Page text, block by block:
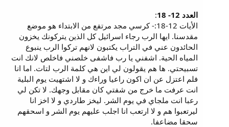
العدد 12- 18
:
الأيات 12-18:- كرسي مجد مرتفع من الابتداء هو موضع
مقدسنا. ايها الرب رجاء اسرائيل كل الذين يتركونك يخزون
الحائدون عني في التراب يكتبون لانهم تركوا الرب ينبوع
المياه الحية. اشفني يا رب فاشفى خلصني فاخلص لانك انت
تسبيحتي. ها هم يقولون لي اين هي كلمة الرب لتات. اما انا
فلم اعتزل عن ان اكون راعيا وراءك و لا اشتهيت يوم البلية
انت عرفت ما خرج من شفتي كان مقابل وجهك. لا تكن لي
رعبا انت ملجاي في يوم الشر. ليخز طاردي و لا اخز انا
ليرتعبوا هم و لا ارتعب انا اجلب عليهم يوم الشر و اسحقهم
سحقا مضاعفا.